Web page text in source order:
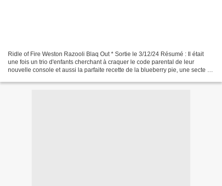
Ridle of Fire Weston Razooli Blaq Out * Sortie le 3/12/24 Résumé : Il était
une fois un trio d'enfants cherchant à craquer le code parental de leur
nouvelle console et aussi la parfaite recette de la blueberry pie, une secte de